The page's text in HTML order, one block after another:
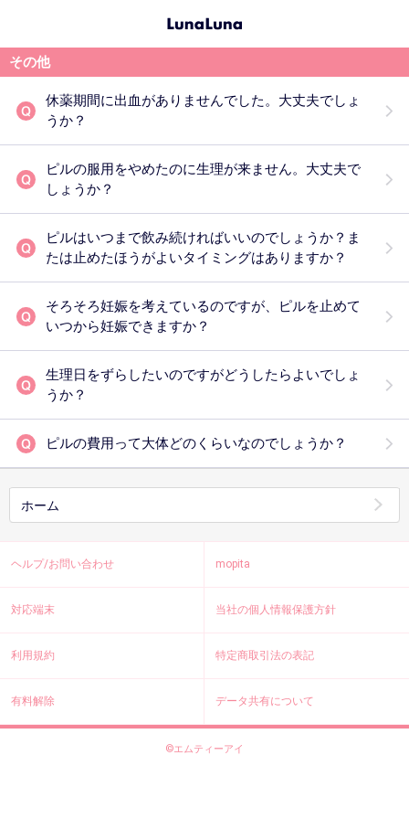
その他
休薬期間に出血がありませんでした。大丈夫でしょ
うか？
ピルの服用をやめたのに生理が来ません。大丈夫で
しょうか？
ピルはいつまで飲み続ければいいのでしょうか？ま
たは止めたほうがよいタイミングはありますか？
そろそろ妊娠を考えているのですが、ピルを止めて
いつから妊娠できますか？
生理日をずらしたいのですがどうしたらよいでしょ
うか？
ピルの費用って大体どのくらいなのでしょうか？
ホーム
ヘルプ/お問い合わせ mopita
対応端末 当社の個人情報保護方針
利用規約 特定商取引法の表記
有料解除 データ共有について
©エムティーアイ